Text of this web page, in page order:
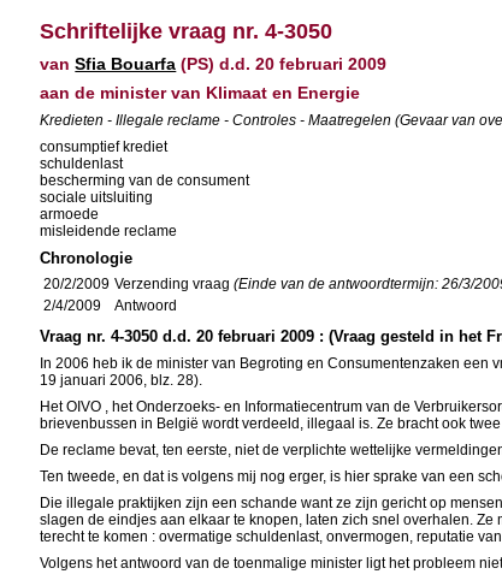
Schriftelijke vraag nr. 4-3050
vanSfia Bouarfa (PS) d.d. 20 februari 2009
aan de minister van Klimaat en Energie
Kredieten - Illegale reclame - Controles - Maatregelen (Gevaar van
consumptief krediet
schuldenlast
bescherming van de consument
sociale uitsluiting
armoede
misleidende reclame
Chronologie
20/2/2009 Verzending vraag(Einde van de antwoordtermijn: 26/3/
2/4/2009
Antwoord
Vraag nr. 4-3050 d.d. 20 februari 2009 : (Vraag gesteld in het
In 2006 heb ik de minister van Begroting en Consumentenzaken
19 januari 2006, blz. 28).
Het OIVO , het Onderzoeks- en Informatiecentrum van de
brievenbussen in België wordt verdeeld, illegaal is. Ze bracht ook
De reclame bevat, ten eerste, niet de verplichte wettelijke
Ten tweede, en dat is volgens mij nog erger, is hier sprake van een
Die illegale praktijken zijn een schande want ze zijn gericht op
slagen de eindjes aan elkaar te knopen, laten zich snel overhalen.
terecht te komen : overmatige schuldenlast, onvermogen, reputatie
Volgens het antwoord van de toenmalige minister ligt het probleem